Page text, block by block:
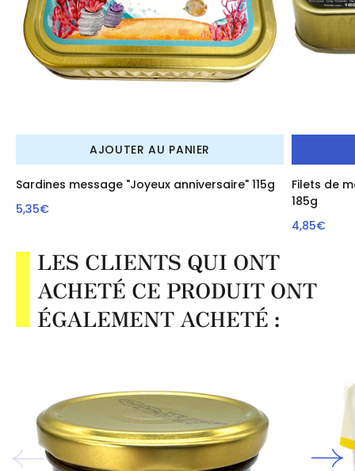
AJOUTER AU PANIER
Sardines message "Joyeux anniversaire" 115g
5,35€
Filets de
185g
4,85€
LES CLIENTS QUI ONT
ACHETÉ CE PRODUIT ONT
ÉGALEMENT ACHETÉ :